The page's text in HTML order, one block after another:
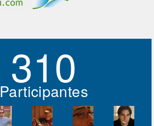
310
Participantes